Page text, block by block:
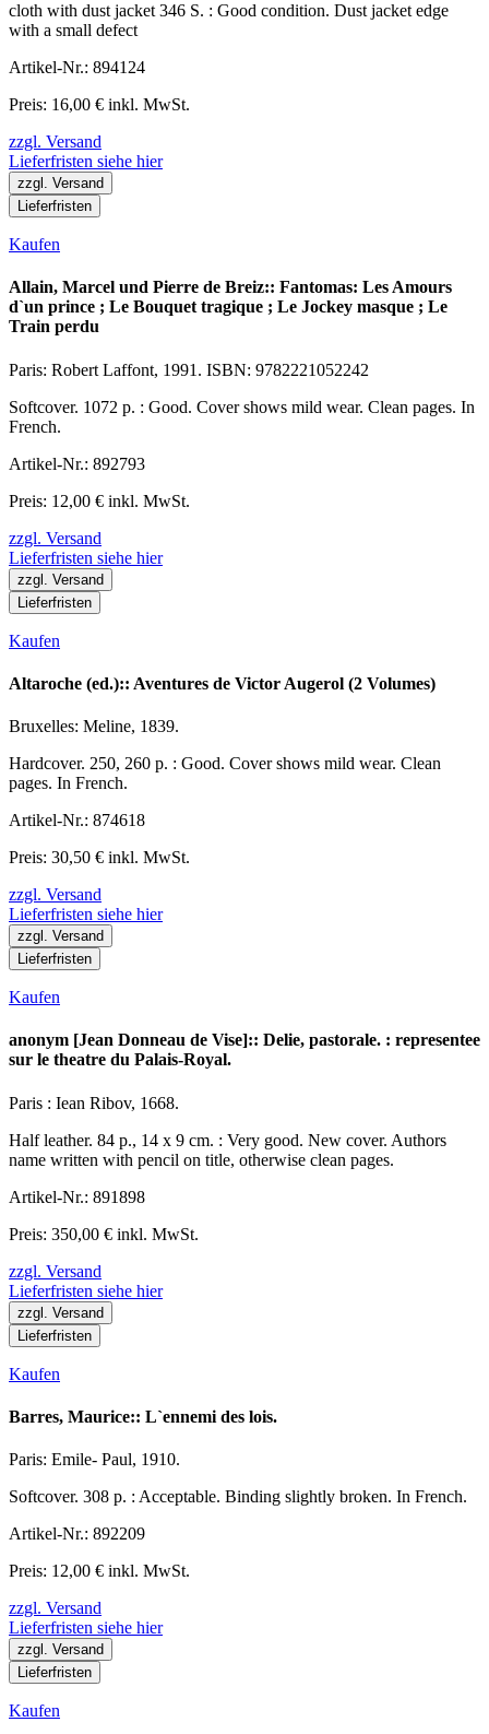
cloth with dust jacket 346 S. : Good condition. Dust jacket edge
with a small defect
Artikel-Nr.: 894124
Preis: 16,00 € inkl. MwSt.
zzgl. Versand
Lieferfristen siehe hier
zzgl. Versand
Lieferfristen
Kaufen
Allain, Marcel und Pierre de Breiz:: Fantomas: Les Amours
d`un prince ; Le Bouquet tragique ; Le Jockey masque ; Le
Train perdu
Paris: Robert Laffont, 1991. ISBN: 9782221052242
Softcover. 1072 p. : Good. Cover shows mild wear. Clean pages. In
French.
Artikel-Nr.: 892793
Preis: 12,00 € inkl. MwSt.
zzgl. Versand
Lieferfristen siehe hier
zzgl. Versand
Lieferfristen
Kaufen
Altaroche (ed.):: Aventures de Victor Augerol (2 Volumes)
Bruxelles: Meline, 1839.
Hardcover. 250, 260 p. : Good. Cover shows mild wear. Clean
pages. In French.
Artikel-Nr.: 874618
Preis: 30,50 € inkl. MwSt.
zzgl. Versand
Lieferfristen siehe hier
zzgl. Versand
Lieferfristen
Kaufen
anonym [Jean Donneau de Vise]:: Delie, pastorale. : representee
sur le theatre du Palais-Royal.
Paris : Iean Ribov, 1668.
Half leather. 84 p., 14 x 9 cm. : Very good. New cover. Authors
name written with pencil on title, otherwise clean pages.
Artikel-Nr.: 891898
Preis: 350,00 € inkl. MwSt.
zzgl. Versand
Lieferfristen siehe hier
zzgl. Versand
Lieferfristen
Kaufen
Barres, Maurice:: L`ennemi des lois.
Paris: Emile- Paul, 1910.
Softcover. 308 p. : Acceptable. Binding slightly broken. In French.
Artikel-Nr.: 892209
Preis: 12,00 € inkl. MwSt.
zzgl. Versand
Lieferfristen siehe hier
zzgl. Versand
Lieferfristen
Kaufen